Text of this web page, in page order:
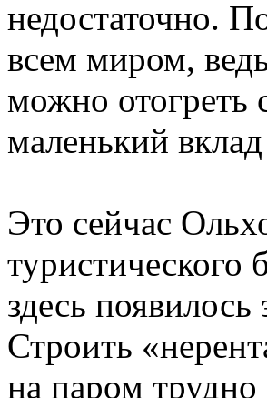
недостаточно.
всем миром,
можно отогреть
маленький
Это сейчас
туристического
здесь
Строить
на паром трудно